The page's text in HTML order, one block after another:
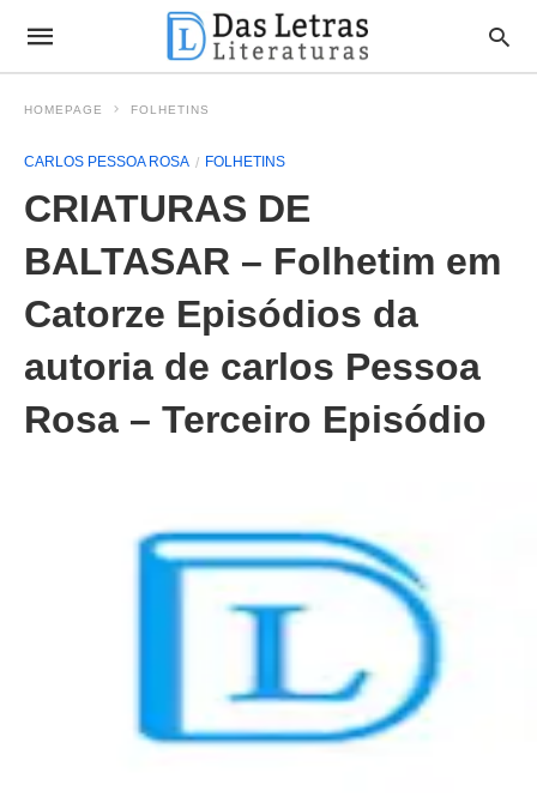
HOMEPAGE FOLHETINS
CARLOS PESSOA ROSA FOLHETINS
CRIATURAS DE
BALTASAR – Folhetim em
Catorze Episódios da
autoria de carlos Pessoa
Rosa – Terceiro Episódio